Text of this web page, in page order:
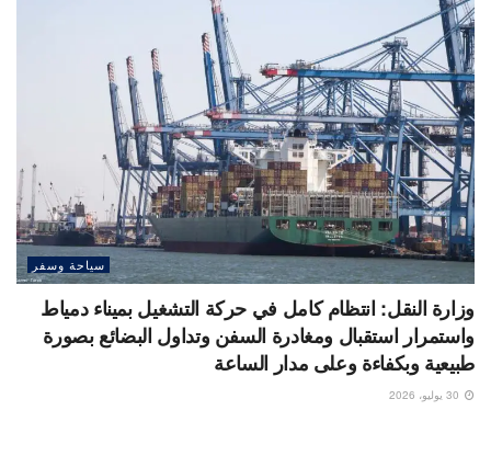
سياحة وسفر
وزارة النقل: انتظام كامل في حركة التشغيل بميناء دمياط
واستمرار استقبال ومغادرة السفن وتداول البضائع بصورة
طبيعية وبكفاءة وعلى مدار الساعة